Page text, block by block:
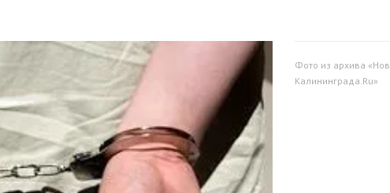
Фото из архива
Калининграда.Ru»